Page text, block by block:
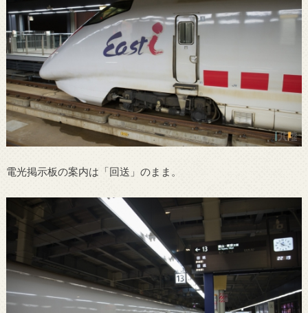
電光掲示板の案内は「回送」のまま。